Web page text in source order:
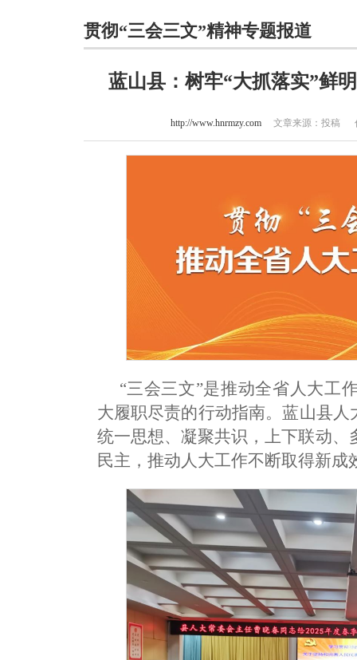
贯彻“三会三文”精神专题报道
蓝山县：树牢“大抓落实”鲜
http://www.hnrmzy.com 文章来源：投稿
“三会三文”是推动全省人大工
大履职尽责的行动指南。蓝山县
统一思想、凝聚共识，上下联动
民主，推动人大工作不断取得新成